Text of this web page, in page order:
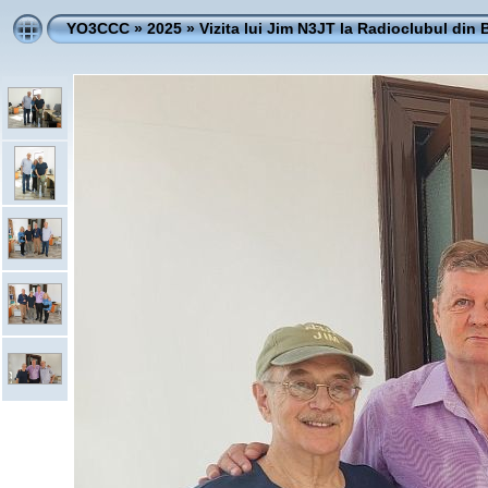
YO3CCC»2025»Vizita lui Jim N3JT la Radioclubul din